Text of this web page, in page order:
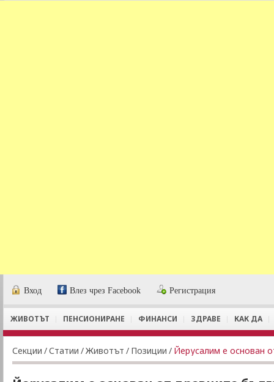
Вход Влез чрез Facebook Регистрация
ЖИВОТЪТ ПЕНСИОНИРАНЕ ФИНАНСИ ЗДРАВЕ КАК ДА
Секции /Статии /Животът / Позиции /